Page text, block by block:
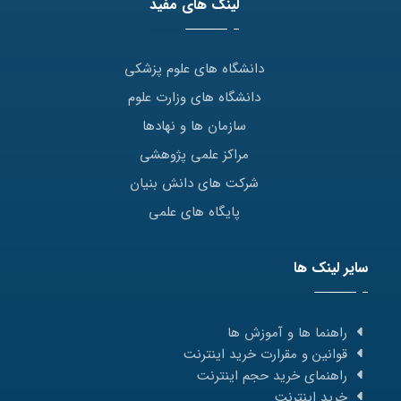
لینک های مفید
دانشگاه های علوم پزشکی
دانشگاه های وزارت علوم
سازمان ها و نهادها
مراکز علمی پژوهشی
شرکت های دانش بنیان
پایگاه های علمی
سایر لینک ها
راهنما ها و آموزش ها
قوانین و مقرارت خرید اینترنت
راهنمای خرید حجم اینترنت